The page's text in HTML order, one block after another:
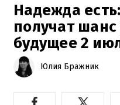
Надежда
получат
будущее 2
Юлия Бражник